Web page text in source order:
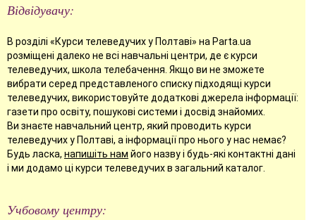
Відвідувачу:
В розділі «Курси телеведучих у Полтаві» на Parta.ua
розміщені далеко не всі навчальні центри, де є курси
телеведучих, школа телебачення. Якщо ви не зможете
вибрати серед представленого списку підходящі курси
телеведучих, використовуйте додаткові джерела інформації:
газети про освіту, пошукові системи і досвід знайомих.
Ви знаєте навчальний центр, який проводить курси
телеведучих у Полтаві, а інформації про нього у нас немає?
Будь ласка, напишіть нам його назву і будь-які контактні дані
і ми додамо ці курси телеведучих в загальний каталог.
Учбовому центру: